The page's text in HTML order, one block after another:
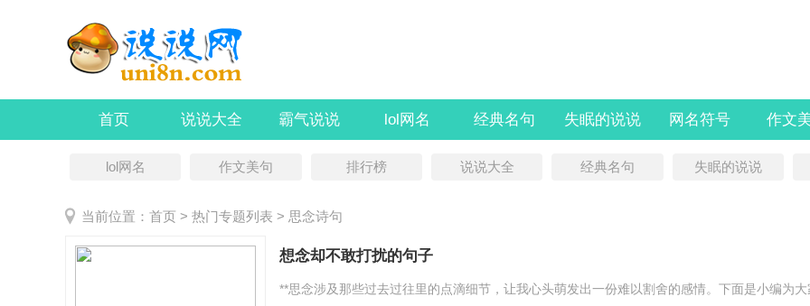
首页 说说大全 霸气说说 lol网名 经典名句 失眠的说说 网名符号 作文
lol网名 作文美句 排行榜 说说大全 经典名句 失眠的说说
当前位置： 首页 > 热门专题列表 > 思念诗句
想念却不敢打扰的句子
**思念涉及那些过去过往里的点滴细节，让我心头萌发出一份难以割舍的感情。下面是小编为大